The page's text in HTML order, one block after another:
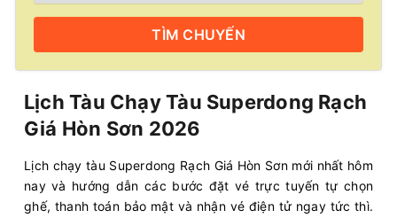
TÌM CHUYẾN
Lịch Tàu Chạy Tàu Superdong Rạch
Giá Hòn Sơn 2026
Lịch chạy tàu Superdong Rạch Giá Hòn Sơn mới nhất hôm
nay và hướng dẫn các bước đặt vé trực tuyến tự chọn
ghế, thanh toán bảo mật và nhận vé điện tử ngay tức thì.